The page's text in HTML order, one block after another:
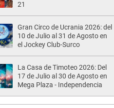
21
Gran Circo de Ucrania 2026: del
10 de Julio al 31 de Agosto en
el Jockey Club-Surco
La Casa de Timoteo 2026: Del
17 de Julio al 30 de Agosto en
Mega Plaza - Independencia